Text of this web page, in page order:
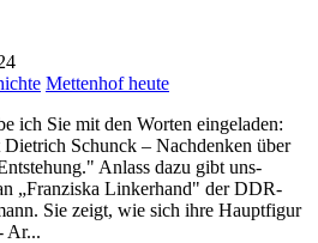
Mettenhof heute
ich Sie mit den Worten eingeladen:
Schunck – Nachdenken über
Anlass dazu gibt uns-
„Franziska Linkerhand" der DDR-
Sie zeigt, wie sich ihre Hauptfigur
Ar...